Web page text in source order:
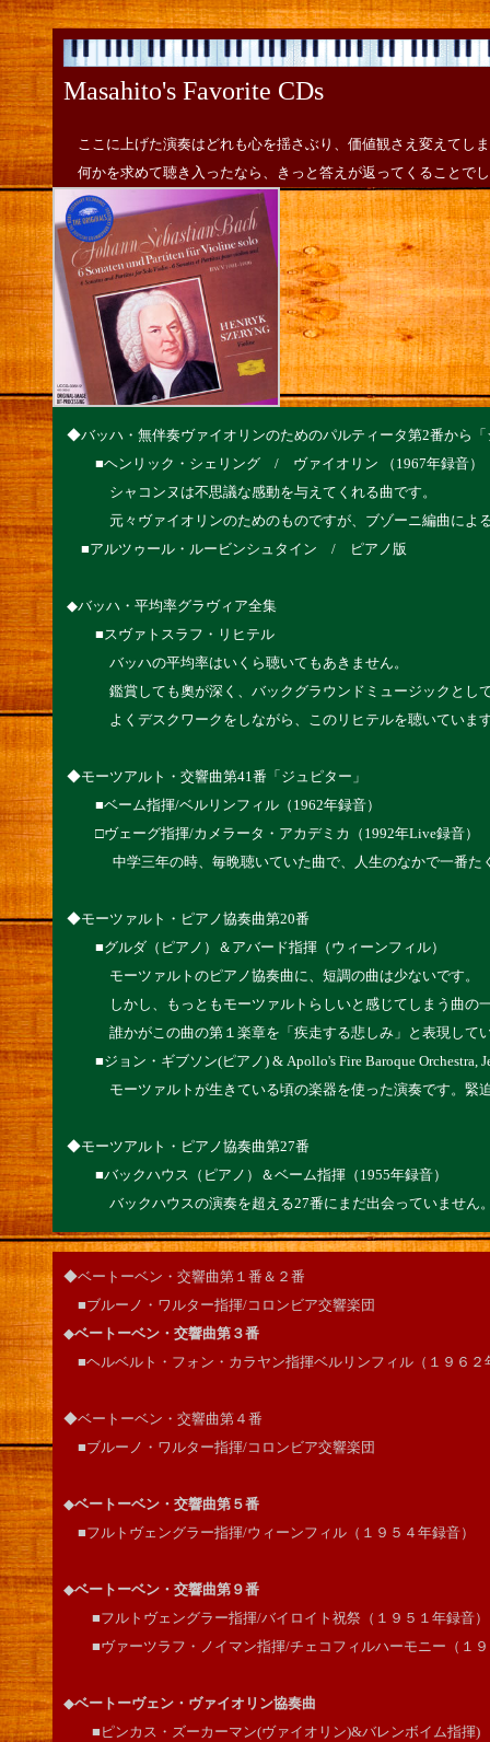
Masahito's Favorite CDs
ここに上げた演奏はどれも心を揺さぶり、価値観さえ変えてし
何かを求めて聴き入ったなら、きっと答えが返ってくることで
◆バッハ・無伴奏ヴァイオリンのためのパルティータ第2番から
■ヘンリック・シェリング / ヴァイオリン （1967年録音）
シャコンヌは不思議な感動を与えてくれる曲です。
元々ヴァイオリンのためのものですが、ブゾーニ編曲による
■アルツゥール・ルービンシュタイン / ピアノ版
◆バッハ・平均率グラヴィア全集
■スヴァトスラフ・リヒテル
バッハの平均率はいくら聴いてもあきません。
鑑賞しても奧が深く、バックグラウンドミュージックとして
よくデスクワークをしながら、このリヒテルを聴いていま
◆モーツアルト・交響曲第41番「ジュピター」
■ベーム指揮/ベルリンフィル（1962年録音）
□ヴェーグ指揮/カメラータ・アカデミカ（1992年Live録音）
中学三年の時、毎晩聴いていた曲で、人生のなかで一番た
◆モーツァルト・ピアノ協奏曲第20番
■グルダ（ピアノ）＆アバード指揮（ウィーンフィル）
モーツァルトのピアノ協奏曲に、短調の曲は少ないです。
しかし、もっともモーツァルトらしいと感じてしまう曲の
誰かがこの曲の第１楽章を「疾走する悲しみ」と表現してい
■ジョン・ギブソン(ピアノ) & Apollo's Fire Baroque Orchestra,
モーツァルトが生きている頃の楽器を使った演奏です。緊迫
◆モーツアルト・ピアノ協奏曲第27番
■バックハウス（ピアノ）＆ベーム指揮（1955年録音）
バックハウスの演奏を超える27番にまだ出会っていません
◆ベートーベン・交響曲第１番＆２番
■ブルーノ・ワルター指揮/コロンビア交響楽団
◆ベートーベン・交響曲第３番
■ヘルベルト・フォン・カラヤン指揮ベルリンフィル（１９６２
◆ベートーベン・交響曲第４番
■ブルーノ・ワルター指揮/コロンビア交響楽団
◆ベートーベン・交響曲第５番
■フルトヴェングラー指揮/ウィーンフィル（１９５４年録音）
◆ベートーベン・交響曲第９番
■フルトヴェングラー指揮/バイロイト祝祭（１９５１年録音）
■ヴァーツラフ・ノイマン指揮/チェコフィルハーモニー（１９
◆ベートーヴェン・ヴァイオリン協奏曲
■ピンカス・ズーカーマン(ヴァイオリン)&バレンボイム指揮)